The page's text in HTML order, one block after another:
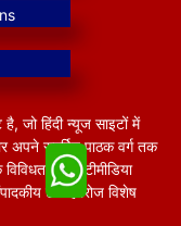
जो हिंदी न्यूज साइटों में
अपने समर्पित पाठक वर्ग तक
मल्टीमीडिया
टीम हररोज विशेष